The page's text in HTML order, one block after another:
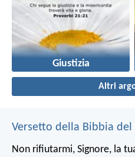
Giustizia
Altri
Versetto della Bibbia del
Non rifiutarmi, Signore, la